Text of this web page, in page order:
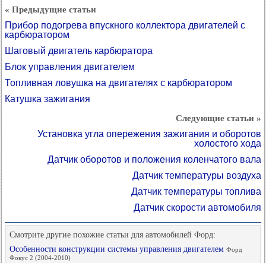
« Предыдущие статьи
Прибор подогрева впускного коллектора двигателей с
карбюратором
Шаговый двигатель карбюратора
Блок управления двигателем
Топливная ловушка на двигателях с карбюратором
Катушка зажигания
Следующие статьи »
Установка угла опережения зажигания и оборотов
холостого хода
Датчик оборотов и положения коленчатого вала
Датчик температуры воздуха
Датчик температуры топлива
Датчик скорости автомобиля
Смотрите другие похожие статьи для автомобилей Форд:
Особенности конструкции системы управления двигателем Форд
Фокус 2 (2004-2010)